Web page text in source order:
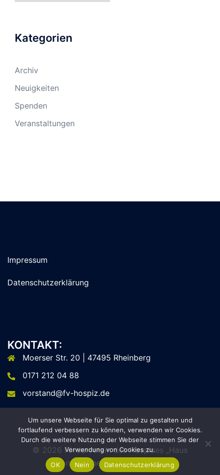
Kategorien
Archiv
Neuigkeiten
Spenden
Veranstaltungen
Impressum
Datenschutzerklärung
KONTAKT:
Moerser Str. 20 | 47495 Rheinberg
0171 212 04 88
vorstand@fv-hospiz.de
© 2026 Förderverein des Hospizes „Haus
Sonnenschein“ Rheinberg e.V.
Um unsere Webseite für Sie optimal zu gestalten und
fortlaufend verbessern zu können, verwenden wir Cookies.
Durch die weitere Nutzung der Webseite stimmen Sie der
Verwendung von Cookies zu.
OK
Nein Datenschutzerklärung